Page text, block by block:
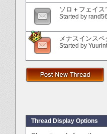
ソロ＋フェイス
Started by
メナスインス
Started by
Thread Display Options